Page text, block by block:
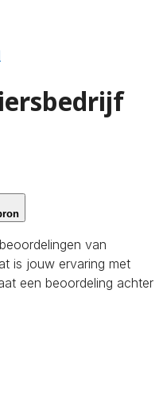
van
is jouw ervaring met
een beoordeling achter